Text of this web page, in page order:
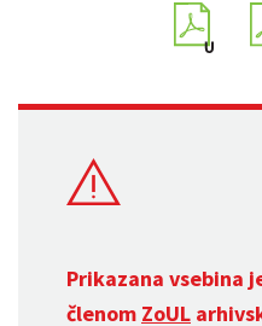
Prikazana vsebina
členom ZoUL